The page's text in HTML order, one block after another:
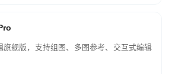
舰版，支持组图、多图参考、交互式编辑